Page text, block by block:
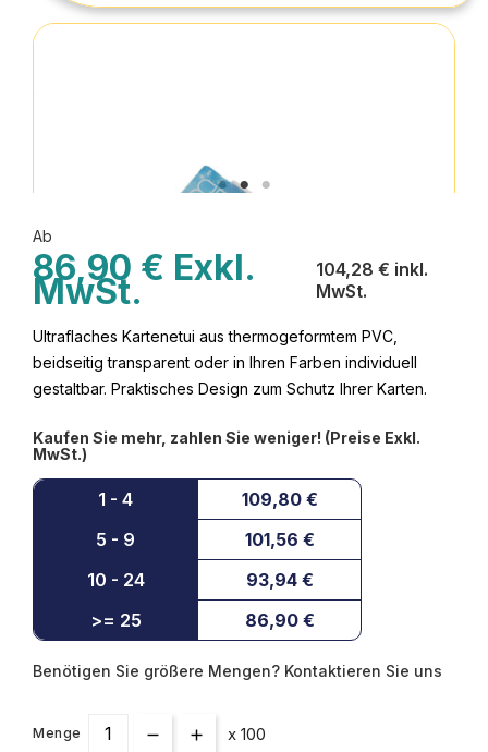
Ab
86,90 € Exkl.
MwSt.
104,28 € inkl.
MwSt.
Ultraflaches Kartenetui aus thermogeformtem PVC,
beidseitig transparent oder in Ihren Farben individuell
gestaltbar. Praktisches Design zum Schutz Ihrer Karten.
Kaufen Sie mehr, zahlen Sie weniger! (Preise Exkl.
MwSt.)
1 - 4
109,80 €
5 - 9
101,56 €
10 - 24
93,94 €
>= 25
86,90 €
Benötigen Sie größere Mengen? Kontaktieren Sie uns
Menge x 100